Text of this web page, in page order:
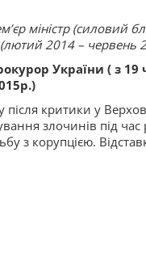
міністр (силовий
2014 – червень
України ( з 19
після критики у
злочинів під час
з корупцією.